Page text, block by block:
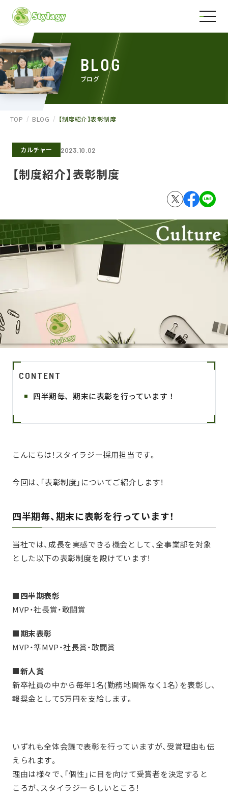
BLOG
ブログ
TOP BLOG 【制度紹介】表彰制度
カルチャー 2023.10.02
【制度紹介】表彰制度
CONTENT
四半期毎、期末に表彰を行っています！
こんにちは！スタイラジー採用担当です。
今回は、「表彰制度」についてご紹介します！
四半期毎、期末に表彰を行っています！
当社では、成長を実感できる機会として、全事業部を対象
とした以下の表彰制度を設けています！
■四半期表彰
MVP・社長賞・敢闘賞
■期末表彰
MVP・準MVP・社長賞・敢闘賞
■新人賞
新卒社員の中から毎年1名(勤務地関係なく1名）を表彰し、
報奨金として5万円を支給します。
いずれも全体会議で表彰を行っていますが、受賞理由も伝
えられます。
理由は様々で、「個性」に目を向けて受賞者を決定すると
ころが、スタイラジーらしいところ！